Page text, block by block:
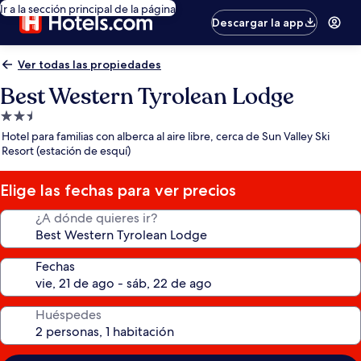
Ir a la sección principal de la página
Descargar la app
Ver todas las propiedades
Best Western Tyrolean Lodge
Propiedad
de
2.5
estrellas
Hotel para familias con alberca al aire libre, cerca de Sun Valley Ski
Resort (estación de esquí)
Elige las fechas para ver precios
¿A dónde quieres ir?
Fechas
Huéspedes